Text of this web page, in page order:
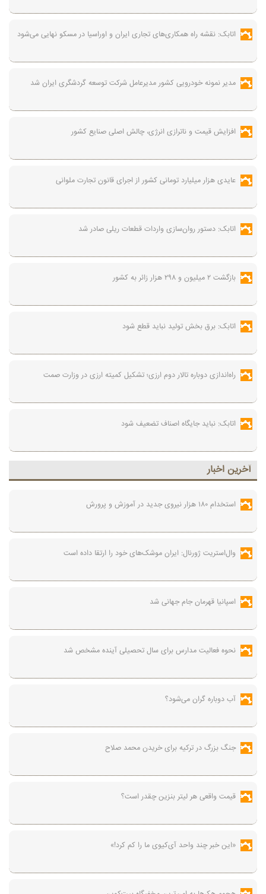
اتابک: نقشه راه همکاری‌های تجاری ایران و اوراسیا در مسکو نهایی می‌شود
مدیر نمونه خودرویی کشور مدیرعامل شرکت توسعه گردشگری ایران شد
افزایش قیمت و ناترازی انرژی، چالش اصلی صنایع کشور
عایدی هزار میلیارد تومانی کشور از اجرای قانون تجارت ملوانی
اتابک: دستور روان‌سازی واردات قطعات ریلی صادر شد
بازگشت ۲ میلیون و ۲۹۸ هزار زائر به کشور
اتابک: برق بخش تولید نباید قطع شود
راه‌اندازی دوباره تالار دوم ارزی؛ تشکیل کمیته ارزی در وزارت صمت
اتابک: نباید جایگاه اصناف تضعیف شود
آخرين اخبار
استخدام ۱۸۰ هزار نیروی جدید در آموزش‌ و پرورش
وال‌استریت ژورنال: ایران موشک‌های خود را ارتقا داده است
اسپانیا قهرمان جام جهانی شد
نحوه فعالیت مدارس برای سال تحصیلی آینده مشخص شد
آب دوباره گران می‌شود؟
جنگ بزرگ در ترکیه برای خریدن محمد صلاح
قیمت واقعی هر لیتر بنزین چقدر است؟
«این خبر چند واحد آی‌کیوی ما را کم کرد!»